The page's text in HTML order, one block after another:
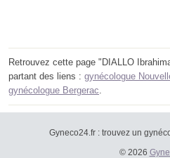
Retrouvez cette page "DIALLO
partant des liens : gynécologue
gynécologue Bergerac.
Gyneco24.fr : trouvez un
© 2026